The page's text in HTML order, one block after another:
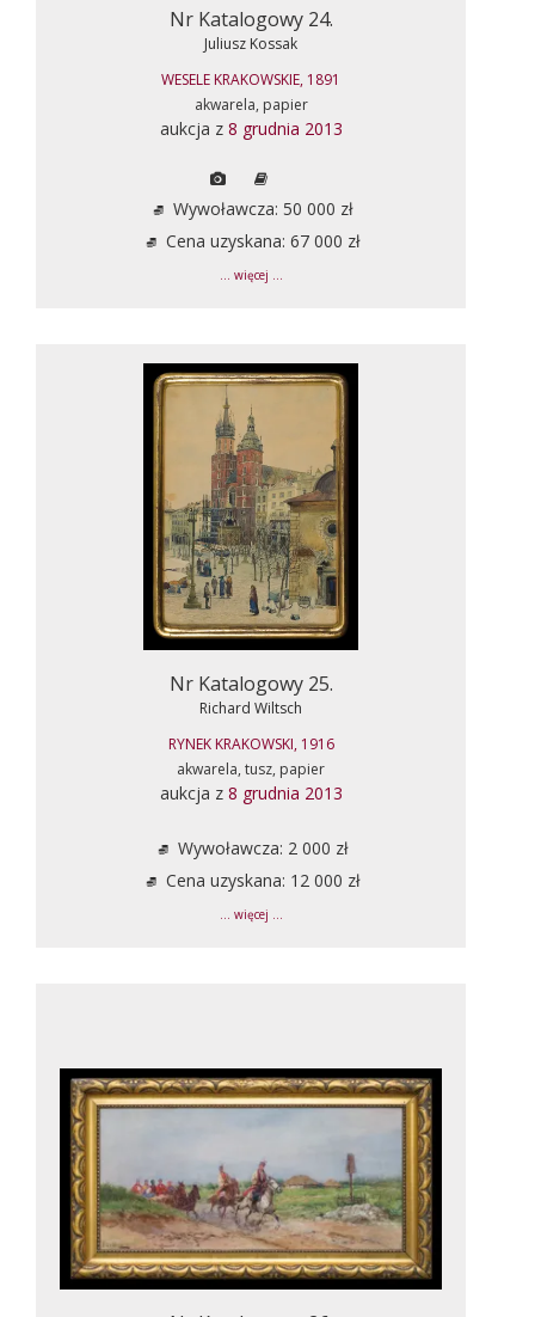
Nr Katalogowy 24.
Juliusz Kossak
WESELE KRAKOWSKIE, 1891
akwarela, papier
aukcja z 8 grudnia 2013
Wywoławcza: 50 000 zł
Cena uzyskana: 67 000 zł
... więcej ...
Nr Katalogowy 25.
Richard Wiltsch
RYNEK KRAKOWSKI, 1916
akwarela, tusz, papier
aukcja z 8 grudnia 2013
Wywoławcza: 2 000 zł
Cena uzyskana: 12 000 zł
... więcej ...